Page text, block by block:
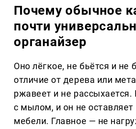
Почему обычное
почти
органайзер
Оно лёгкое, не бьётся и не
отличие от дерева или
ржавеет и не рассыхается.
с мылом, и он не оставляет
мебели. Главное — не